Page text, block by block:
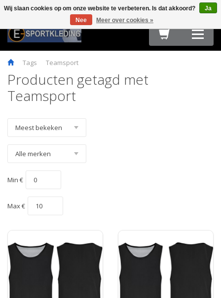
Terug
HARDLOOPKLEDING
Terug
TEAMWEAR
Terug
FIETSKLEDING
Terug
FITNESS
Terug
OUTDOOR
Terug
ACCESSOIRES
Terug
E-SPORT & GAMING
Terug
OBSTACLE RUN & BOOTCAMP
Terug
MAATTABELLEN
Tags Teamsport
Producten getagd met
Teamsport
Min €
Max €
Wij slaan cookies op om onze website te verbeteren. Is dat akkoord?
Ja
Nee
Meer over cookies »